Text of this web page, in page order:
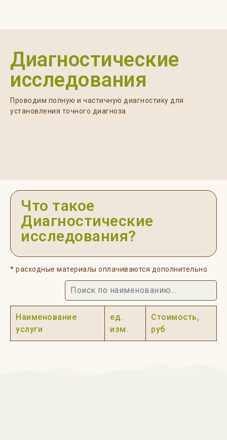
Диагностические
исследования
Проводим полную и частичную диагностику для
установления точного диагноза
Что такое
Диагностические
исследования?
* расходные материалы оплачиваются дополнительно
Наименование
услуги
ед.
изм.
Стоимость,
руб